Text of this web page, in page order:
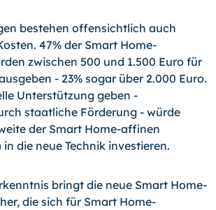
bestehen offensichtlich auch
47% der Smart Home-
zwischen 500 und 1.500 Euro für
- 23% sogar über 2.000 Euro.
Unterstützung geben -
staatliche Förderung - würde
der Smart Home-affinen
in die neue Technik investieren.
bringt die neue Smart Home-
die sich für Smart Home-